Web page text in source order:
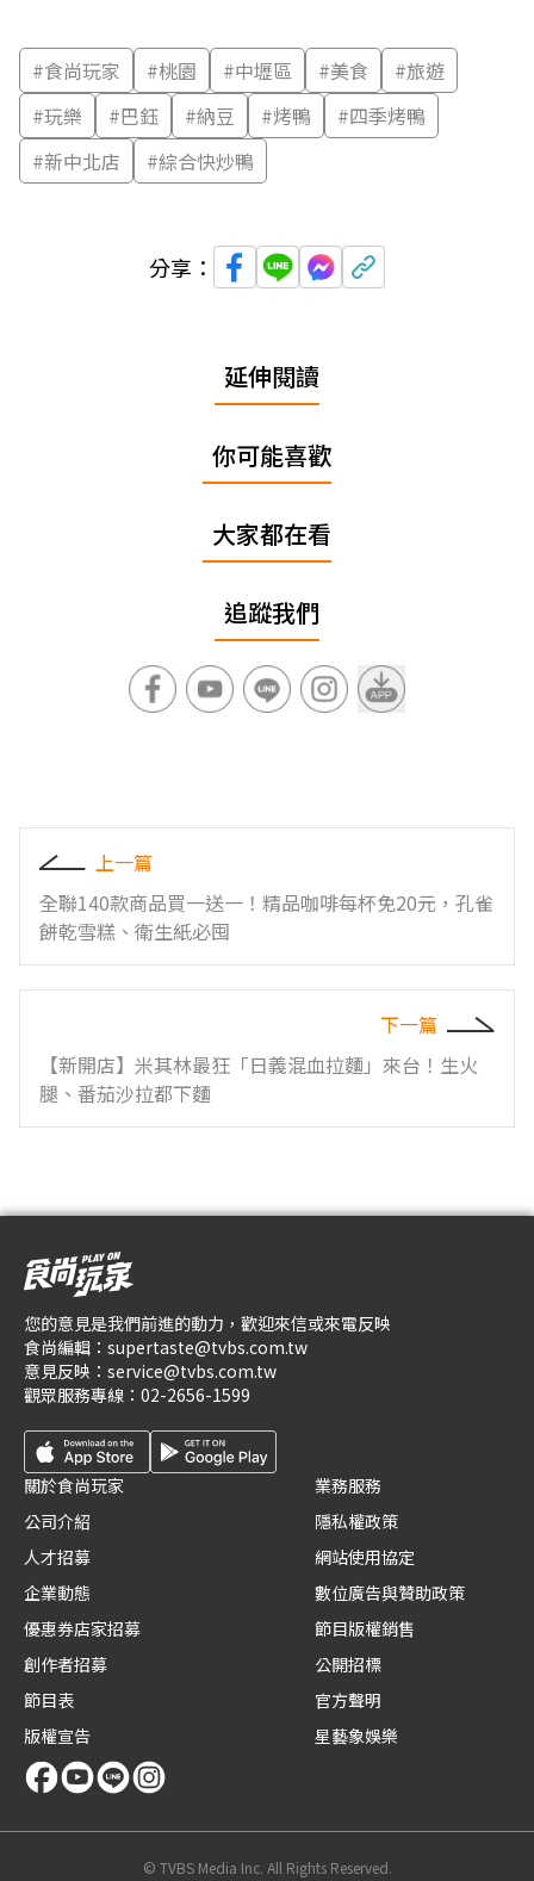
#食尚玩家 #桃園 #中壢區 #美食 #旅遊
#玩樂 #巴鈺 #納豆 #烤鴨 #四季烤鴨
#新中北店 #綜合快炒鴨
分享：
延伸閱讀
你可能喜歡
大家都在看
追蹤我們
上一篇
全聯140款商品買一送一！精品咖啡每杯免20元，孔雀
餅乾雪糕、衛生紙必囤
下一篇
【新開店】米其林最狂「日義混血拉麵」來台！生火
腿、番茄沙拉都下麵
您的意見是我們前進的動力，歡迎來信或來電反映
食尚編輯： supertaste@tvbs.com.tw
意見反映： service@tvbs.com.tw
觀眾服務專線： 02-2656-1599
關於食尚玩家
公司介紹
人才招募
企業動態
優惠券店家招募
創作者招募
節目表
版權宣告
業務服務
隱私權政策
網站使用協定
數位廣告與贊助政策
節目版權銷售
公開招標
官方聲明
星藝象娛樂
© TVBS Media Inc. All Rights Reserved.